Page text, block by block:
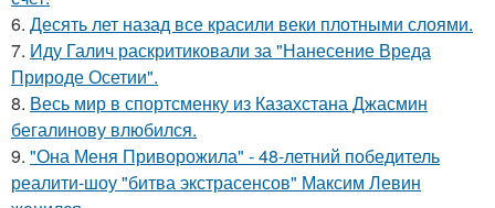
6. Десять лет назад все красили веки плотными слоями.
7. Иду Галич раскритиковали за "Нанесение Вреда
Природе Осетии".
8. Весь мир в спортсменку из Казахстана Джасмин
бегалинову влюбился.
9. "Она Меня Приворожила" - 48-летний победитель
реалити-шоу "битва экстрасенсов" Максим Левин